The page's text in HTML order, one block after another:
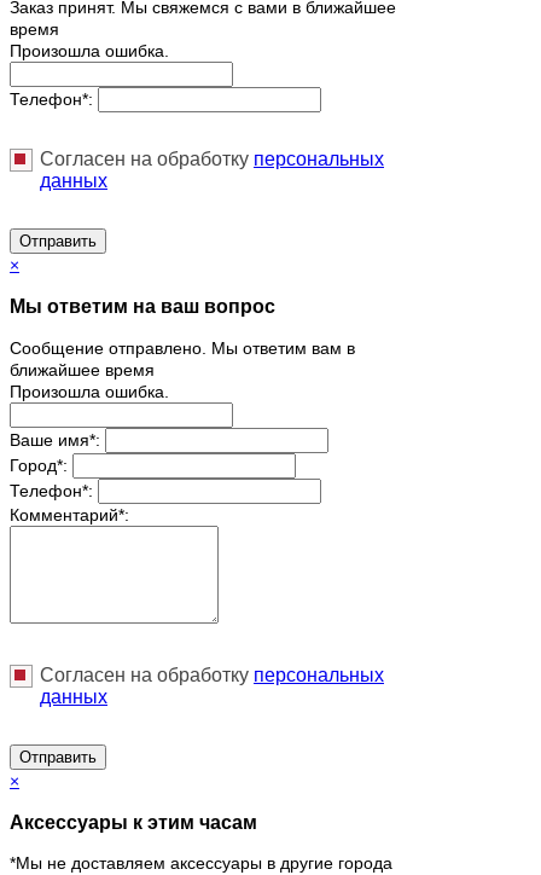
Заказ принят. Мы свяжемся с вами в ближайшее
время
Произошла ошибка.
Телефон*:
Согласен на обработку персональныx
данных
Отправить
×
Мы ответим на ваш вопрос
Сообщение отправлено. Мы ответим вам в
ближайшее время
Произошла ошибка.
Ваше имя*:
Город*:
Телефон*:
Комментарий*:
Согласен на обработку персональныx
данных
Отправить
×
Аксессуары к этим часам
*Мы не доставляем аксессуары в другие города